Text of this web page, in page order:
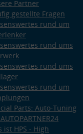
Partner
gestellte Fragen
rund um
rund ums
rund ums
rund um
Parts: Auto-Tuning
ist HPS - High